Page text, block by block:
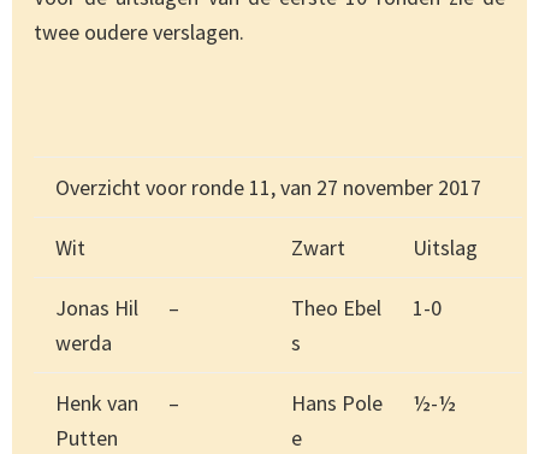
twee oudere verslagen.
Overzicht voor ronde 11, van 27 november 2017
Wit Zwart Uitslag
Jonas Hil
werda
–
Theo Ebel
s
1-0
Henk van
Putten
–
Hans Pole
e
½-½